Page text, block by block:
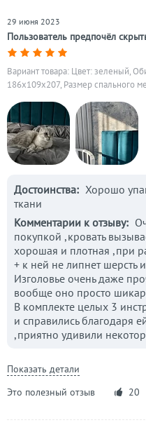
Пользователь предпочёл
29 июня 2023
Вариант товара: Цвет: зеленый,
186x109x207, Размер спального
Достоинства: Хорошо
ткани
Комментарии к отзыву:
покупкой ,кровать
хорошая и плотная ,при
+ к ней не липнет шерсть
Изголовье очень даже
вообще оно просто
В комплекте целых 3
и справились благодаря
,приятно удивили
Показать детали
Это полезный отзыв
20